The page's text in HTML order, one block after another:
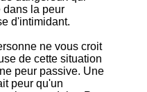
dans la peur
d'intimidant.
ne vous croit
de cette situation
peur passive. Une
peur qu'un